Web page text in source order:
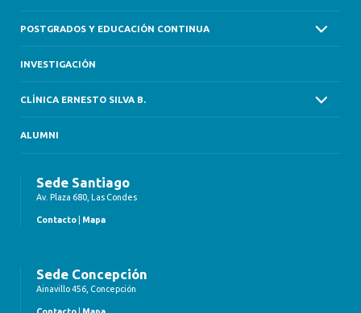
POSTGRADOS Y EDUCACIÓN CONTINUA
INVESTIGACIÓN
CLÍNICA ERNESTO SILVA B.
ALUMNI
Sede Santiago
Av. Plaza 680, Las Condes
Contacto Mapa
Sede Concepción
Ainavillo 456, Concepción